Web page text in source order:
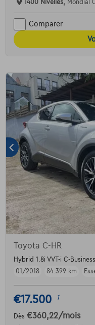
1400 Nivelles, Mondial
Comparer
Toyota C-HR
Hybrid 1.8i VVT-i C-
01/2018
84.399 km
€17.500 1
Dès €360,22/mois